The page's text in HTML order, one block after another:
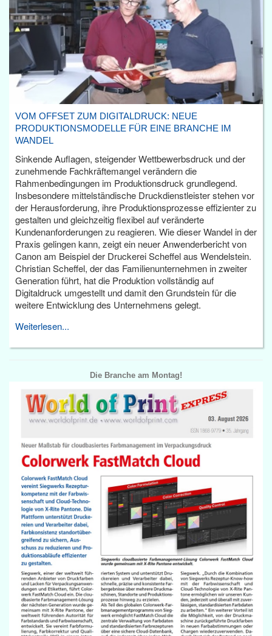
VOM OFFSET ZUM DIGITALDRUCK: NEUE
PRODUKTIONSMODELLE FÜR EINE BRANCHE IM
WANDEL
Sinkende Auflagen, steigender Wettbewerbsdruck und der
zunehmende Fachkräftemangel verändern die
Rahmenbedingungen im Produktionsdruck grundlegend.
Insbesondere mittelständische Druckdienstleister stehen vor
der Herausforderung, ihre Produktionsprozesse effizienter zu
gestalten und gleichzeitig flexibel auf veränderte
Kundenanforderungen zu reagieren. Wie dieser Wandel in der
Praxis gelingen kann, zeigt ein neuer Anwenderbericht von
Canon am Beispiel der Druckerei Scheffel aus Wendelstein.
Christian Scheffel, der das Familienunternehmen in zweiter
Generation führt, hat die Produktion vollständig auf
Digitaldruck umgestellt und damit den Grundstein für die
weitere Entwicklung des Unternehmens gelegt.
Weiterlesen...
Die Branche am Montag!